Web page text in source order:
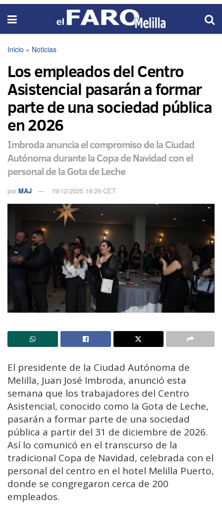
Inicio » Noticias
Los empleados del Centro
Asistencial pasarán a formar
parte de una sociedad pública
en 2026
Imbroda anuncia el compromiso de la Ciudad
Autónoma durante la Copa de Navidad con el
personal de la Gota de Leche
por MAJ 19/12/2025 19:29 CET
El presidente de la Ciudad Autónoma de
Melilla, Juan José Imbroda, anunció esta
semana que los trabajadores del Centro
Asistencial, conocido como la Gota de Leche,
pasarán a formar parte de una sociedad
pública a partir del 31 de diciembre de 2026.
Así lo comunicó en el transcurso de la
tradicional Copa de Navidad, celebrada con el
personal del centro en el hotel Melilla Puerto,
donde se congregaron cerca de 200
empleados.